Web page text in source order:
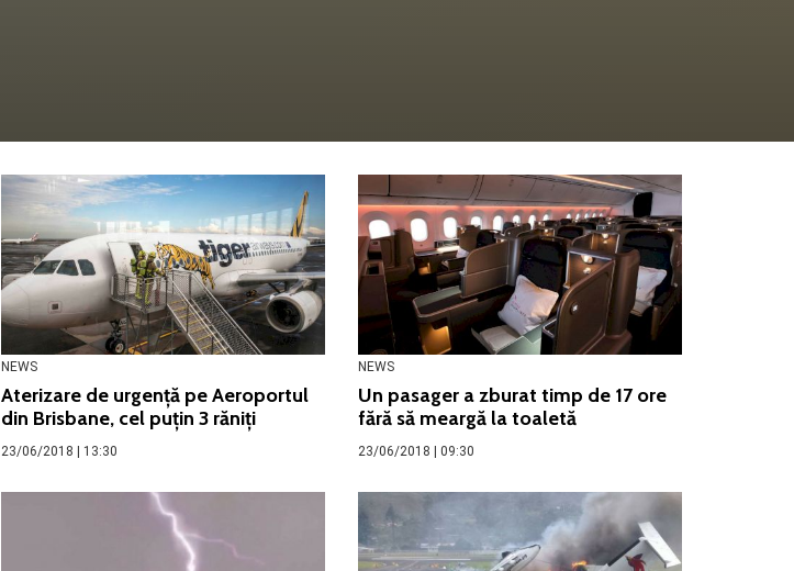
NEWS
Aterizare de urgență pe Aeroportul
din Brisbane, cel puțin 3 răniți
23/06/2018 | 13:30
NEWS
Un pasager a zburat timp de 17 ore
fără să meargă la toaletă
23/06/2018 | 09:30